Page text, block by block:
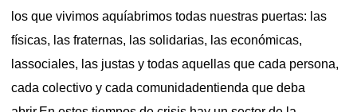
los que vivimos aquíabrimos todas nuestras puertas: las
físicas, las fraternas, las solidarias, las económicas,
lassociales, las justas y todas aquellas que cada persona,
cada colectivo y cada comunidadentienda que deba